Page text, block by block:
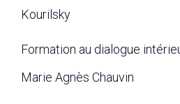
Kourilsky
Formation au dialogue
Marie Agnès Chauvin